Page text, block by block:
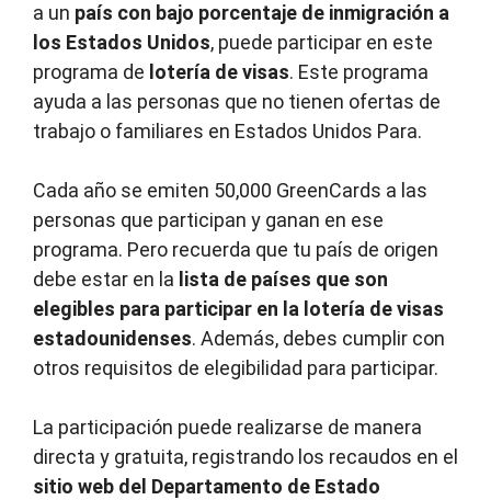
a un país con bajo porcentaje de inmigración a
los Estados Unidos, puede participar en este
programa de lotería de visas. Este programa
ayuda a las personas que no tienen ofertas de
trabajo o familiares en Estados Unidos Para.
Cada año se emiten 50,000 GreenCards a las
personas que participan y ganan en ese
programa. Pero recuerda que tu país de origen
debe estar en la lista de países que son
elegibles para participar en la lotería de visas
estadounidenses. Además, debes cumplir con
otros requisitos de elegibilidad para participar.
La participación puede realizarse de manera
directa y gratuita, registrando los recaudos en el
sitio web del Departamento de Estado